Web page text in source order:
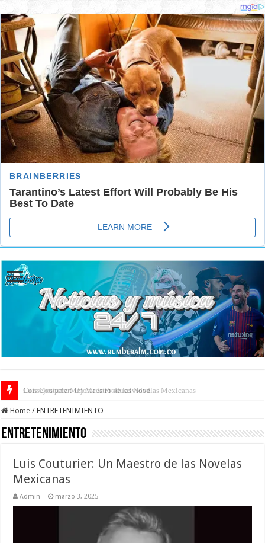
Consejos para Mejorar la Productividad
Home / ENTRETENIMIENTO
ENTRETENIMIENTO
Luis Couturier: Un Maestro de las Novelas
Mexicanas
Admin marzo 3, 2025